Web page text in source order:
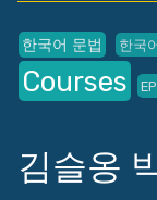
한국어 문법 한국
Courses
김슬옹